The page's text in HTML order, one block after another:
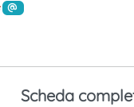
Scheda